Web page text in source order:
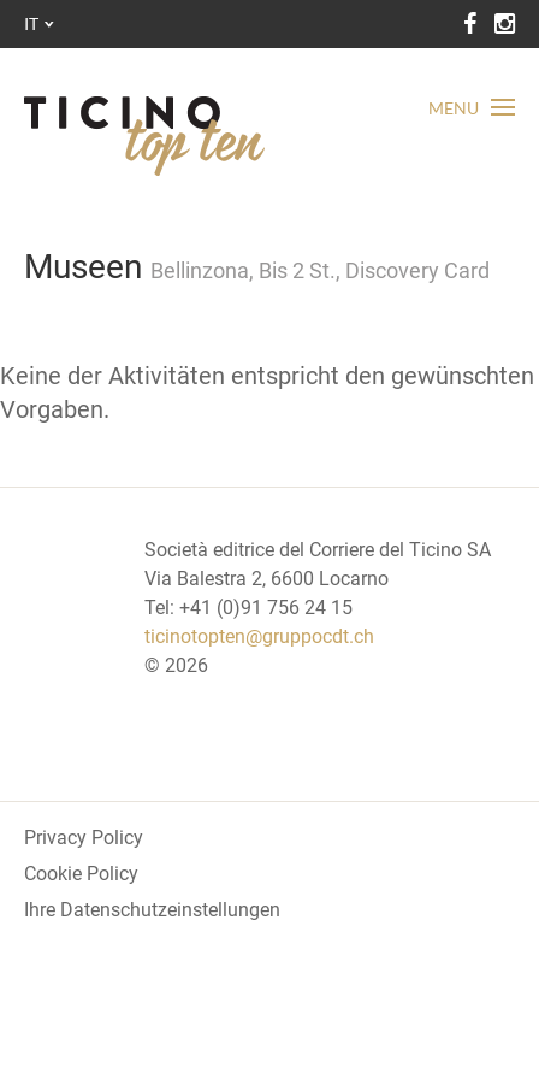
MENU
IT
Museen Bellinzona, Bis 2 St., Discovery Card
Keine der Aktivitäten entspricht den gewünschten
Vorgaben.
Società editrice del Corriere del Ticino SA
Via Balestra 2, 6600 Locarno
Tel: +41 (0)91 756 24 15
ticinotopten@gruppocdt.ch
© 2026
Privacy Policy
Cookie Policy
Ihre Datenschutzeinstellungen